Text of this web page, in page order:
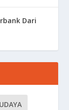
Dari